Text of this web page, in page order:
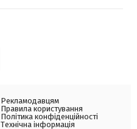
Рекламодавцям
Правила користування
Політика конфіденційності
Технічна інформація